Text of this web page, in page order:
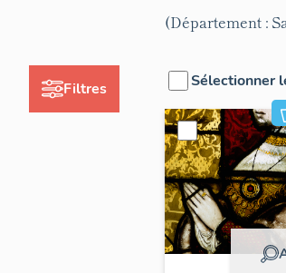
Filtres
(Département :
Sélectionner